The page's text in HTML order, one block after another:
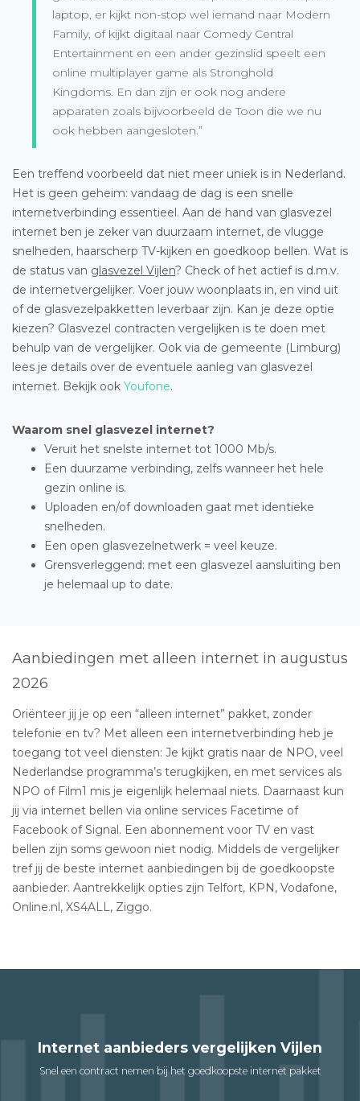
laptop, er kijkt non-stop wel iemand naar Modern
Family, of kijkt digitaal naar Comedy Central
Entertainment en een ander gezinslid speelt een
online multiplayer game als Stronghold
Kingdoms. En dan zijn er ook nog andere
apparaten zoals bijvoorbeeld de Toon die we nu
ook hebben aangesloten.”
Een treffend voorbeeld dat niet meer uniek is in Nederland.
Het is geen geheim: vandaag de dag is een snelle
internetverbinding essentieel. Aan de hand van glasvezel
internet ben je zeker van duurzaam internet, de vlugge
snelheden, haarscherp TV-kijken en goedkoop bellen. Wat is
de status van glasvezel Vijlen? Check of het actief is d.m.v.
de internetvergelijker. Voer jouw woonplaats in, en vind uit
of de glasvezelpakketten leverbaar zijn. Kan je deze optie
kiezen? Glasvezel contracten vergelijken is te doen met
behulp van de vergelijker. Ook via de gemeente (Limburg)
lees je details over de eventuele aanleg van glasvezel
internet. Bekijk ook Youfone.
Waarom snel glasvezel internet?
Veruit het snelste internet tot 1000 Mb/s.
Een duurzame verbinding, zelfs wanneer het hele
gezin online is.
Uploaden en/of downloaden gaat met identieke
snelheden.
Een open glasvezelnetwerk = veel keuze.
Grensverleggend: met een glasvezel aansluiting ben
je helemaal up to date.
Aanbiedingen met alleen internet in augustus
2026
Oriënteer jij je op een “alleen internet” pakket, zonder
telefonie en tv? Met alleen een internetverbinding heb je
toegang tot veel diensten: Je kijkt gratis naar de NPO, veel
Nederlandse programma’s terugkijken, en met services als
NPO of Film1 mis je eigenlijk helemaal niets. Daarnaast kun
jij via internet bellen via online services Facetime of
Facebook of Signal. Een abonnement voor TV en vast
bellen zijn soms gewoon niet nodig. Middels de vergelijker
tref jij de beste internet aanbiedingen bij de goedkoopste
aanbieder. Aantrekkelijk opties zijn Telfort, KPN, Vodafone,
Online.nl, XS4ALL, Ziggo.
Internet aanbieders vergelijken Vijlen
Snel een contract nemen bij het goedkoopste internet pakket